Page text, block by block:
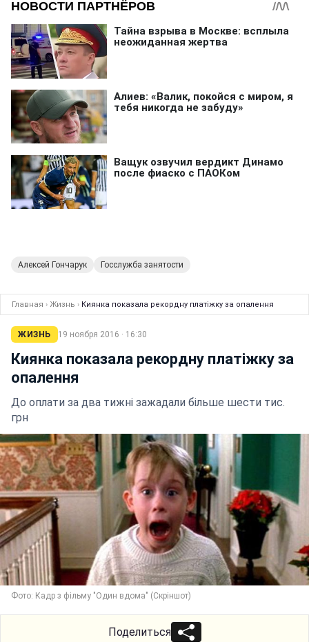
Алексей Гончарук Госслужба занятости
Главная › Жизнь › Киянка показала рекордну платіжку за опалення
ЖИЗНЬ 19 ноября 2016 · 16:30
Киянка показала рекордну платіжку за
опалення
До оплати за два тижні зажадали більше шести тис.
грн
Фото: Кадр з фільму "Один вдома" (Скріншот)
Поделиться